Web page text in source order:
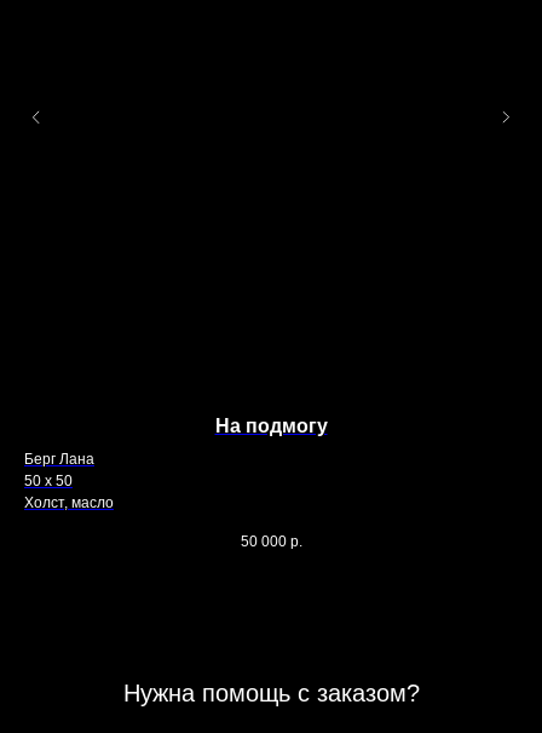
На подмогу
Берг Лана
50 х 50
Холст, масло
50 000 р.
Нужна помощь с заказом?